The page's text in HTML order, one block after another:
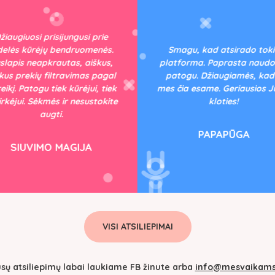
prisijungusi prie
kūrėjų bendruomenės.
neapkrautas, aiškus,
prekių filtravimas pagal
Patogu tiek kūrėjui, tiek
Sėkmės ir nesustokite
augti.
SIUVIMO MAGIJA
Smagu, kad atsirado
platforma. Paprasta
patogu. Džiaugiamės,
mes čia esame. Geriausios
kloties!
PAPAPŪGA
VISI ATSILIEPIMAI
atsiliepimų labai laukiame FB žinute arba